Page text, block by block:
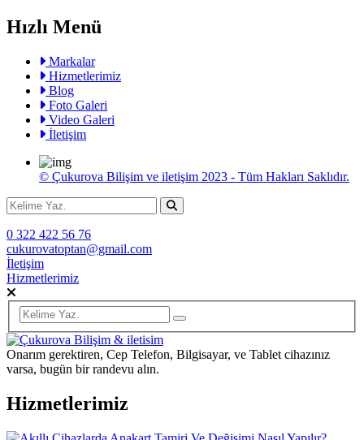
Hızlı Menü
Markalar
Hizmetlerimiz
Blog
Foto Galeri
Video Galeri
İletişim
© Çukurova Bilişim ve iletişim 2023 - Tüm Hakları Saklıdır.
0 322 422 56 76
cukurovatoptan@gmail.com
İletişim
Hizmetlerimiz
Onarım gerektiren, Cep Telefon, Bilgisayar, ve Tablet cihazınız
varsa, bugün bir randevu alın.
Hizmetlerimiz